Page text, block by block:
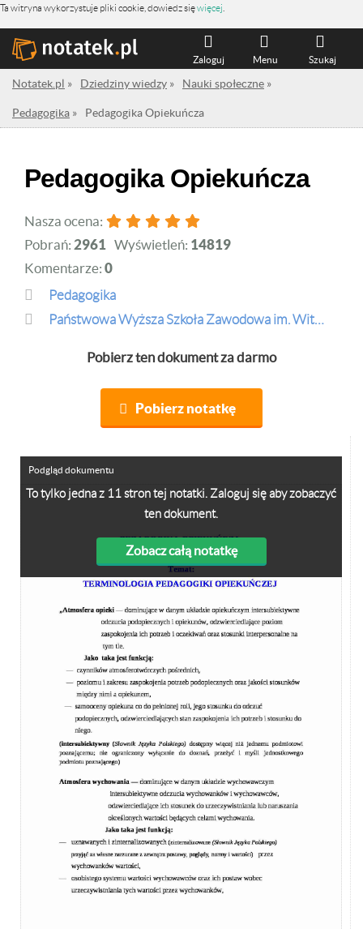
Ta witryna wykorzystuje pliki cookie, dowiedz sięwięcej
Szukaj
Menu
Zaloguj
Notatek.pl » Dziedziny wiedzy » Nauki społeczne »
Pedagogika » Pedagogika Opiekuńcza
Pedagogika Opiekuńcza
Nasza ocena:
Pobrań: 2961 Wyświetleń: 14819
Komentarze: 0
Pedagogika
Państwowa Wyższa Szkoła Zawodowa im. Witelona w Legnicy
Pobierz ten dokument za darmo
Pobierz notatkę
To tylko jedna z 11 stron tej notatki. Zaloguj się aby zobaczyć
ten dokument.
Zobacz całą notatkę
Podgląd dokumentu